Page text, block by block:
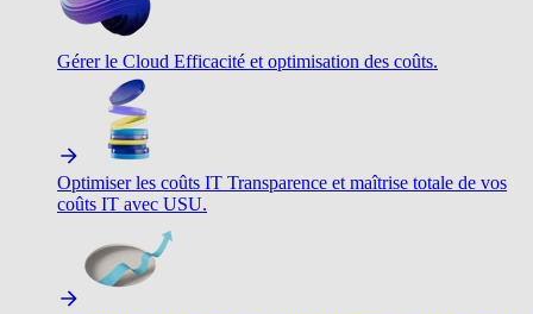
Gérer le Cloud Efficacité et optimisation des coûts.
Optimiser les coûts IT Transparence et maîtrise totale de vos
coûts IT avec USU.